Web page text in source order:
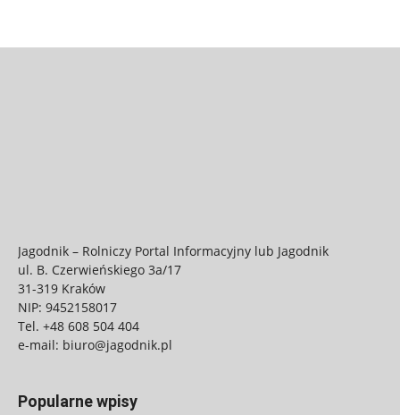
Jagodnik – Rolniczy Portal Informacyjny lub Jagodnik
ul. B. Czerwieńskiego 3a/17
31-319 Kraków
NIP: 9452158017
Tel. +48 608 504 404
e-mail: biuro@jagodnik.pl
Popularne wpisy